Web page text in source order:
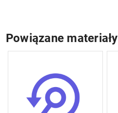
Powiązane materiały